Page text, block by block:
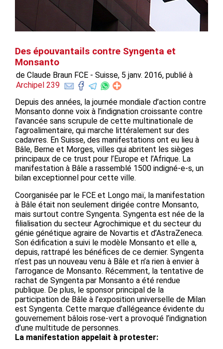
Des épouvantails contre Syngenta et
Monsanto
de Claude Braun FCE - Suisse, 5 janv. 2016, publié à
Archipel 239
Depuis des années, la journée mondiale d’action contre
Monsanto donne voix à l’indignation croissante contre
l’avancée sans scrupule de cette multinationale de
l’agroalimentaire, qui marche littéralement sur des
cadavres. En Suisse, des manifestations ont eu lieu à
Bâle, Berne et Morges, villes qui abritent les sièges
principaux de ce trust pour l’Europe et l’Afrique. La
manifestation à Bâle a rassemblé 1500 indigné-e-s, un
bilan exceptionnel pour cette ville.
Coorganisée par le FCE et Longo maï, la manifestation
à Bâle était non seulement dirigée contre Monsanto,
mais surtout contre Syngenta. Syngenta est née de la
filialisation du secteur Agrochimique et du secteur du
génie génétique agraire de Novartis et d’AstraZeneca.
Son édification a suivi le modèle Monsanto et elle a,
depuis, rattrapé les bénéfices de ce dernier. Syngenta
n’est pas un nouveau venu à Bâle et n’a rien à envier à
l’arrogance de Monsanto. Récemment, la tentative de
rachat de Syngenta par Monsanto a été rendue
publique. De plus, le sponsor principal de la
participation de Bâle à l’exposition universelle de Milan
est Syngenta. Cette marque d’allégeance évidente du
gouvernement bâlois rose-vert a provoqué l’indignation
d’une multitude de personnes.
La manifestation appelait à protester: